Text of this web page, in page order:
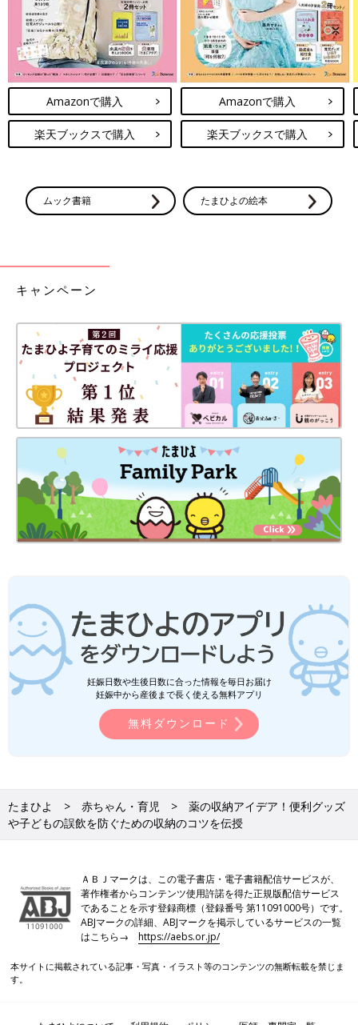
Amazonで購入
楽天ブックスで購入
Amazonで購入
楽天ブックスで購入
ムック書籍 たまひよの絵本
キャンペーン
妊娠日数や生後日数に合った情報を毎日お届け
妊娠中から産後まで長く使える無料アプリ
無料ダウンロード
たまひよ 赤ちゃん・育児
薬の収納アイデア！便利グッズ
や子どもの誤飲を防ぐための収納のコツを伝授
ＡＢＪマークは、この電子書店・電子書籍配信サービスが、
著作権者からコンテンツ使用許諾を得た正規版配信サービス
であることを示す登録商標（登録番号 第11091000号）です。
ABJマークの詳細、ABJマークを掲示しているサービスの一覧
はこちら→https://aebs.or.jp/
本サイトに掲載されている記事・写真・イラスト等のコンテンツの無断転載を禁じま
す。